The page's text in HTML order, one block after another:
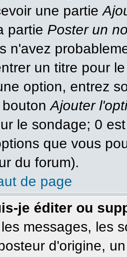
une partie
partie Poster un
n'avez
un titre pour
option, entrez
boutonAjouter
le sondage; 0
que vous
du forum).
de page
je éditer ou
messages, les
d'origine,